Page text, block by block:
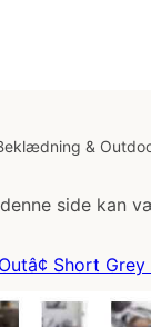
&
side kan